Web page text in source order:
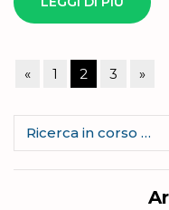
Paginazione
degli
articoli
«Articolo
precedente
1 2 3 »
per: